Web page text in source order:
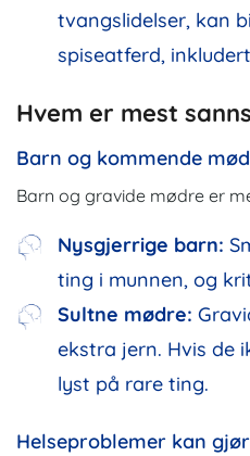
tvangslidelser, kan
spiseatferd,
Hvem er mest
Barn og kommende
Barn og gravide mødre er
Nysgjerrige barn:
ting i munnen, og
Sultne mødre:
ekstra jern. Hvis de
lyst på rare ting.
Helseproblemer kan